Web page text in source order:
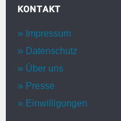
KONTAKT
Impressum
Datenschutz
Über uns
Presse
Einwilligungen